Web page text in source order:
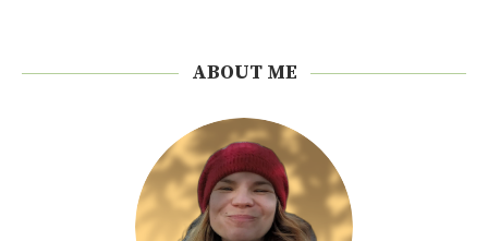
ABOUT ME